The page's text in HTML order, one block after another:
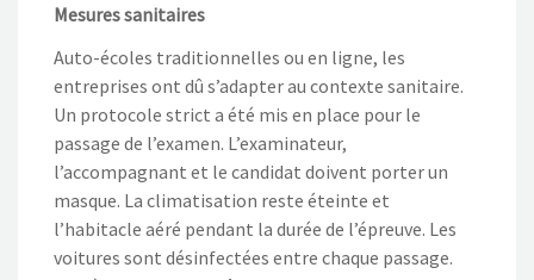
Mesures sanitaires
Auto-écoles traditionnelles ou en ligne, les
entreprises ont dû s’adapter au contexte sanitaire.
Un protocole strict a été mis en place pour le
passage de l’examen. L’examinateur,
l’accompagnant et le candidat doivent porter un
masque. La climatisation reste éteinte et
l’habitacle aéré pendant la durée de l’épreuve. Les
voitures sont désinfectées entre chaque passage.